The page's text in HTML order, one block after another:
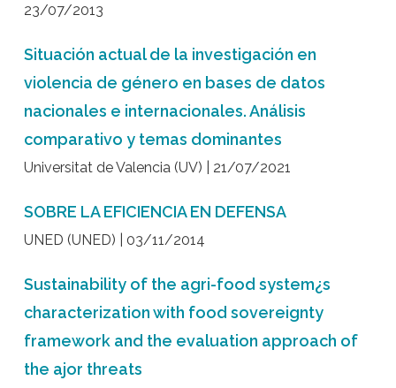
23/07/2013
Situación actual de la investigación en
violencia de género en bases de datos
nacionales e internacionales. Análisis
comparativo y temas dominantes
Universitat de Valencia (UV) | 21/07/2021
SOBRE LA EFICIENCIA EN DEFENSA
UNED (UNED) | 03/11/2014
Sustainability of the agri-food system¿s
characterization with food sovereignty
framework and the evaluation approach of
the ajor threats